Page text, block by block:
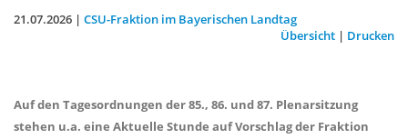
21.07.2026 | CSU-Fraktion im Bayerischen Landtag
Übersicht | Drucken
Auf den Tagesordnungen der 85., 86. und 87. Plenarsitzung
stehen u.a. eine Aktuelle Stunde auf Vorschlag der Fraktion